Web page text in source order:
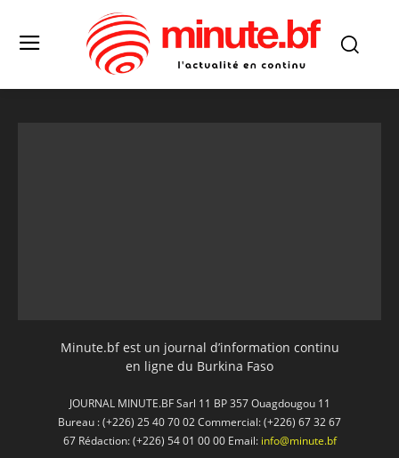
Minute.bf est un journal d’information continu
en ligne du Burkina Faso
JOURNAL MINUTE.BF Sarl 11 BP 357 Ouagdougou 11
Bureau : (+226) 25 40 70 02 Commercial: (+226) 67 32 67
67 Rédaction: (+226) 54 01 00 00 Email: info@minute.bf